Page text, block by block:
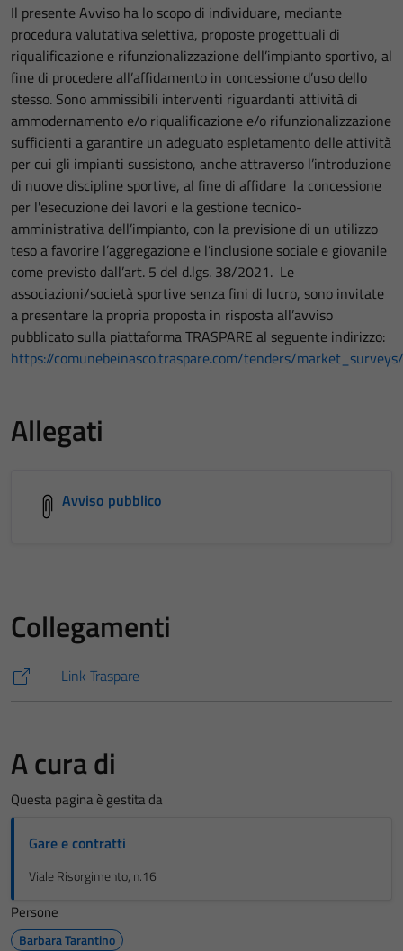
Il presente Avviso ha lo scopo di individuare, mediante
procedura valutativa selettiva, proposte progettuali di
riqualificazione e rifunzionalizzazione dell’impianto sportivo, al
fine di procedere all’affidamento in concessione d’uso dello
stesso. Sono ammissibili interventi riguardanti attività di
ammodernamento e/o riqualificazione e/o rifunzionalizzazione
sufficienti a garantire un adeguato espletamento delle attività
per cui gli impianti sussistono, anche attraverso l’introduzione
di nuove discipline sportive, al fine di affidare la concessione
per l'esecuzione dei lavori e la gestione tecnico-
amministrativa dell’impianto, con la previsione di un utilizzo
teso a favorire l’aggregazione e l’inclusione sociale e giovanile
come previsto dall’art. 5 del d.lgs. 38/2021. Le
associazioni/società sportive senza fini di lucro, sono invitate
a presentare la propria proposta in risposta all’avviso
pubblicato sulla piattaforma TRASPARE al seguente indirizzo:
https://comunebeinasco.traspare.com/tenders/
Allegati
Avviso pubblico
Collegamenti
Link Traspare
A cura di
Questa pagina è gestita da
Gare e contratti
Viale Risorgimento, n.16
Persone
Barbara Tarantino